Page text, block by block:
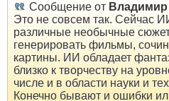
Сообщение от Владимир
Это не совсем так. Сейчас
различные необычные
генерировать фильмы,
картины. ИИ обладает
близко к творчеству на
числе и в области науки и
Конечно бывают и ошибки